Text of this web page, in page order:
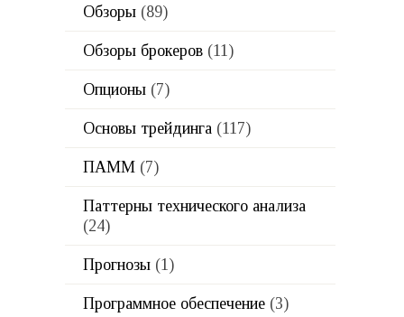
Обзоры(89)
Обзоры брокеров(11)
Опционы(7)
Основы трейдинга(117)
ПАММ(7)
Паттерны технического анализа
(24)
Прогнозы(1)
Программное обеспечение(3)